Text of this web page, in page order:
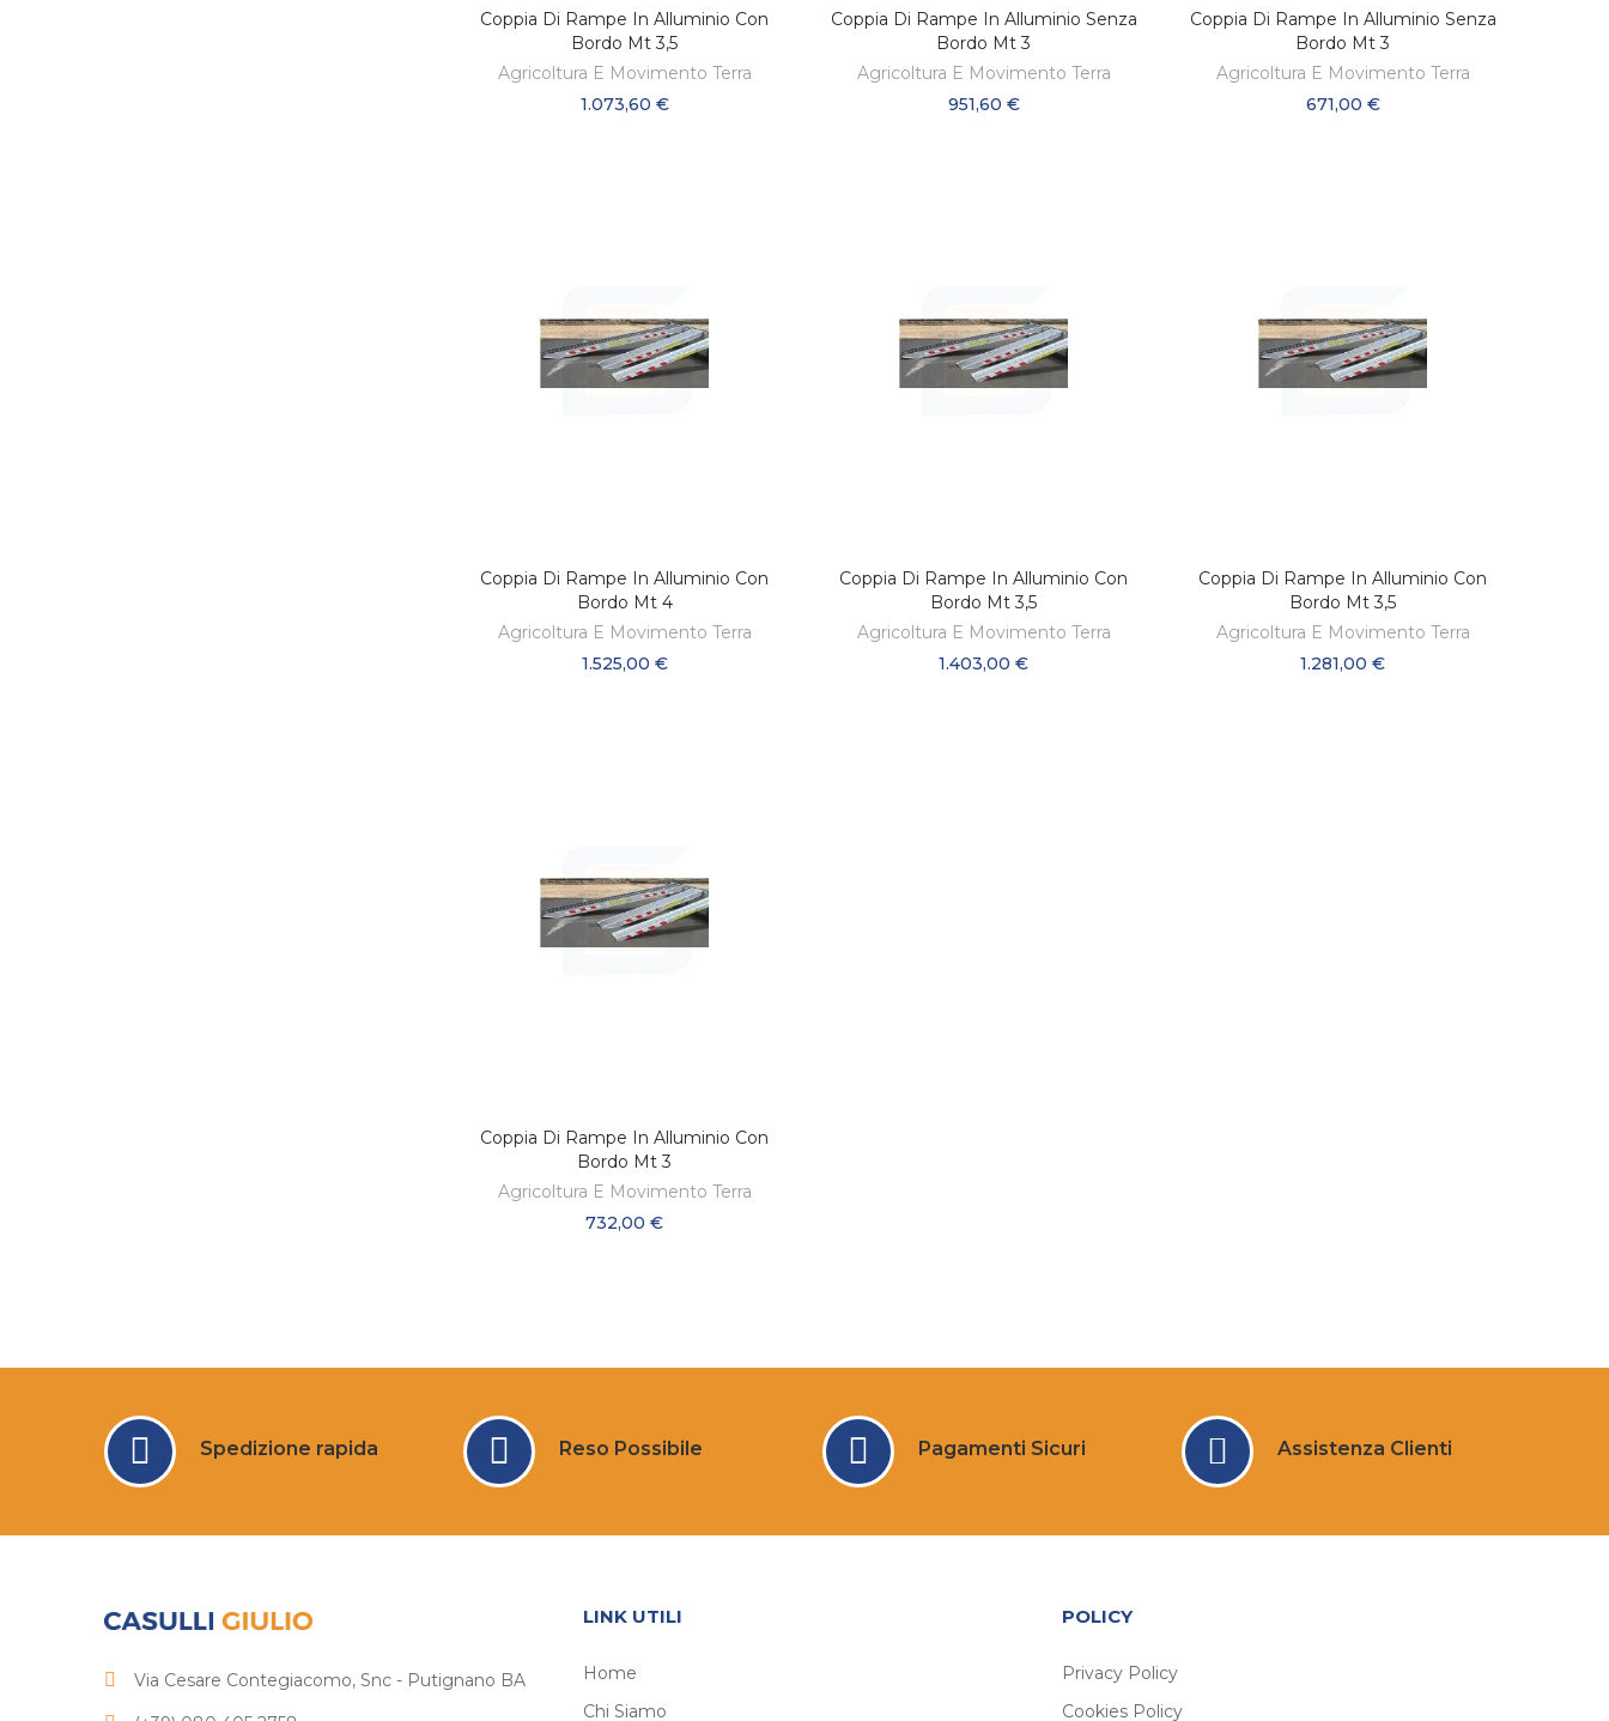
AGGIUNGI AL CARRELLO
Coppia Di Rampe In Alluminio Con
Bordo Mt 3,5
Agricoltura E Movimento Terra
1.073,60 €
AGGIUNGI AL CARRELLO
Coppia Di Rampe In Alluminio Senza
Bordo Mt 3
Agricoltura E Movimento Terra
951,60 €
AGGIUNGI AL CARRELLO
Coppia Di Rampe In Alluminio Senza
Bordo Mt 3
Agricoltura E Movimento Terra
671,00 €
AGGIUNGI AL CARRELLO
Coppia Di Rampe In Alluminio Con
Bordo Mt 4
Agricoltura E Movimento Terra
1.525,00 €
AGGIUNGI AL CARRELLO
Coppia Di Rampe In Alluminio Con
Bordo Mt 3,5
Agricoltura E Movimento Terra
1.403,00 €
AGGIUNGI AL CARRELLO
Coppia Di Rampe In Alluminio Con
Bordo Mt 3,5
Agricoltura E Movimento Terra
1.281,00 €
AGGIUNGI AL CARRELLO
Coppia Di Rampe In Alluminio Con
Bordo Mt 3
Agricoltura E Movimento Terra
732,00 €
Spedizione rapida Reso Possibile Pagamenti Sicuri Assistenza Clienti
Via Cesare Contegiacomo, Snc - Putignano BA
LINK UTILI
Home
Chi Siamo
POLICY
Privacy Policy
Cookies Policy